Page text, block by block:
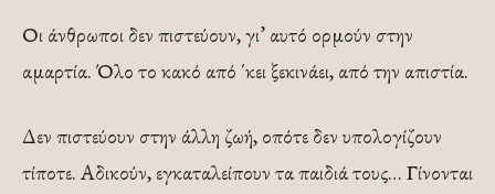
Οι άνθρωποι δεν πιστεύουν, γι’ αυτό ορμούν στην
αμαρτία. Όλο το κακό από ΄κει ξεκινάει, από την απιστία.
Δεν πιστεύουν στην άλλη ζωή, οπότε δεν υπολογίζουν
τίποτε. Αδικούν, εγκαταλείπουν τα παιδιά τους… Γίνονται